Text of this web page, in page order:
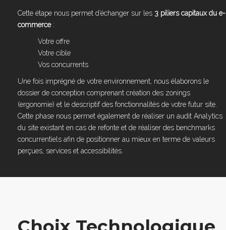
Cette étape nous permet d’échanger sur les 3 piliers capitaux du e-
commerce:
Votre offre
Votre cible
Vos concurrents
Une fois imprégné de votre environnement, nous élaborons le
dossier de conception comprenant création des zonings
(ergonomie) et le descriptif des fonctionnalités de votre futur site.
Cette phase nous permet également de réaliser un audit Analytics
du site existant en cas de refonte et de réaliser des benchmarks
concurrentiels afin de positionner au mieux en terme de valeurs
perçues, services et accessibilités.